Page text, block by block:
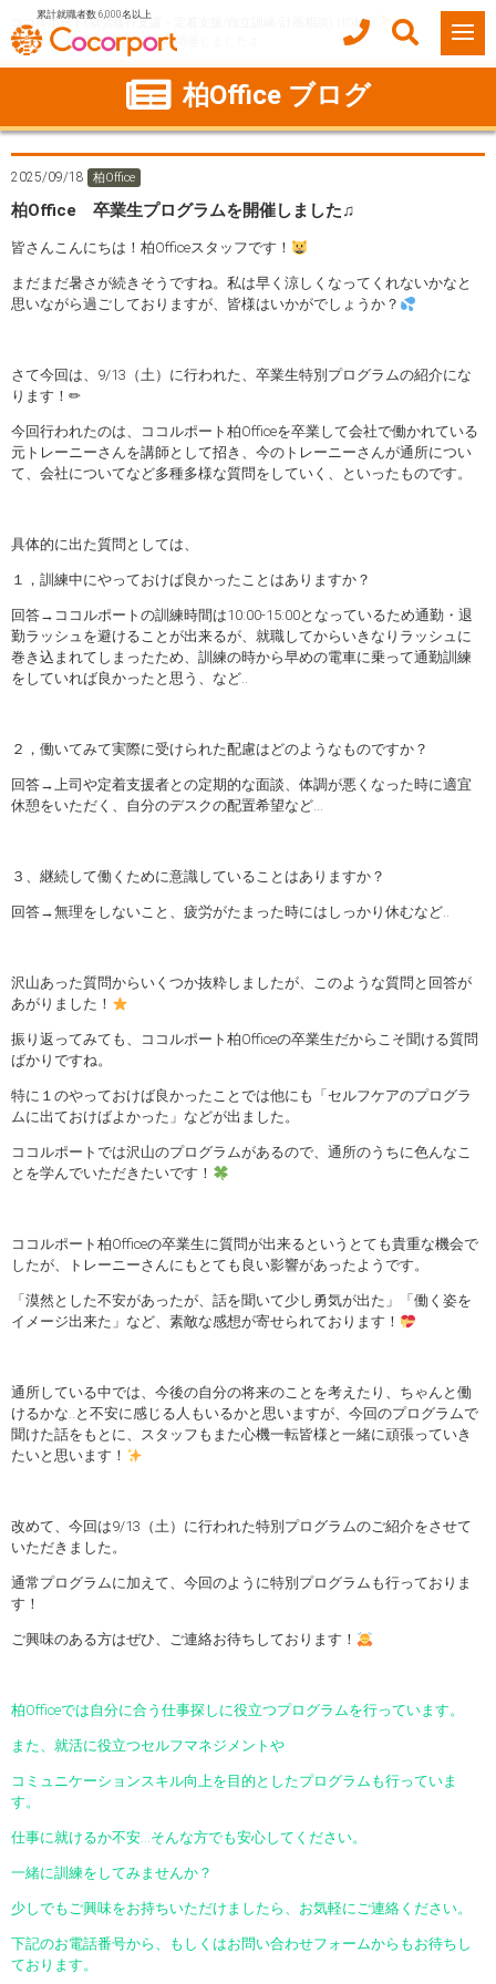
累計就職者数 6,000名以上
ココルポート(就労移行支援・定着支援/自立訓練/計画相談) HOME
柏Office 卒業生プログラムを開催しました♫
柏Office ブログ
2025/09/18 柏Office
柏Office 卒業生プログラムを開催しました♫
皆さんこんにちは！柏Officeスタッフです！
まだまだ暑さが続きそうですね。私は早く涼しくなってくれないかなと
思いながら過ごしておりますが、皆様はいかがでしょうか？
さて今回は、9/13（土）に行われた、卒業生特別プログラムの紹介にな
ります！✏
今回行われたのは、ココルポート柏Officeを卒業して会社で働かれている
元トレーニーさんを講師として招き、今のトレーニーさんが通所につい
て、会社についてなど多種多様な質問をしていく、といったものです。
具体的に出た質問としては、
１，訓練中にやっておけば良かったことはありますか？
回答→ココルポートの訓練時間は10:00-15:00となっているため通勤・退
勤ラッシュを避けることが出来るが、就職してからいきなりラッシュに
巻き込まれてしまったため、訓練の時から早めの電車に乗って通勤訓練
をしていれば良かったと思う、など..
２，働いてみて実際に受けられた配慮はどのようなものですか？
回答→上司や定着支援者との定期的な面談、体調が悪くなった時に適宜
休憩をいただく、自分のデスクの配置希望など…
３、継続して働くために意識していることはありますか？
回答→無理をしないこと、疲労がたまった時にはしっかり休むなど..
沢山あった質問からいくつか抜粋しましたが、このような質問と回答が
あがりました！
振り返ってみても、ココルポート柏Officeの卒業生だからこそ聞ける質問
ばかりですね。
特に１のやっておけば良かったことでは他にも「セルフケアのプログラ
ムに出ておけばよかった」などが出ました。
ココルポートでは沢山のプログラムがあるので、通所のうちに色んなこ
とを学んでいただきたいです！
ココルポート柏Officeの卒業生に質問が出来るというとても貴重な機会で
したが、トレーニーさんにもとても良い影響があったようです。
「漠然とした不安があったが、話を聞いて少し勇気が出た」「働く姿を
イメージ出来た」など、素敵な感想が寄せられております！
通所している中では、今後の自分の将来のことを考えたり、ちゃんと働
けるかな..と不安に感じる人もいるかと思いますが、今回のプログラムで
聞けた話をもとに、スタッフもまた心機一転皆様と一緒に頑張っていき
たいと思います！
改めて、今回は9/13（土）に行われた特別プログラムのご紹介をさせて
いただきました。
通常プログラムに加えて、今回のように特別プログラムも行っておりま
す！
ご興味のある方はぜひ、ご連絡お待ちしております！
柏Officeでは自分に合う仕事探しに役立つプログラムを行っています。
また、就活に役立つセルフマネジメントや
コミュニケーションスキル向上を目的としたプログラムも行っていま
す。
仕事に就けるか不安…そんな方でも安心してください。
一緒に訓練をしてみませんか？
少しでもご興味をお持ちいただけましたら、お気軽にご連絡ください。
下記のお電話番号から、もしくはお問い合わせフォームからもお待ちし
ております。